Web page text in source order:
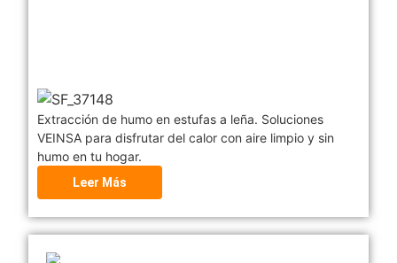
Extracción de humo en estufas a leña. Soluciones
VEINSA para disfrutar del calor con aire limpio y sin
humo en tu hogar.
Leer Más